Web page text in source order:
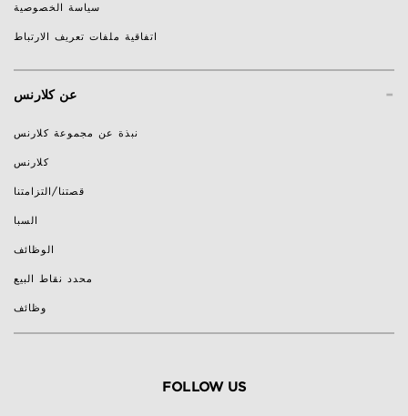
سياسة الخصوصية
اتفاقية ملفات تعريف الارتباط
- عن كلارنس
نبذة عن مجموعة كلارنس
كلارنس
قصتنا/التزامتنا
السبا
الوظائف
محدد نقاط البيع
وظائف
FOLLOW US